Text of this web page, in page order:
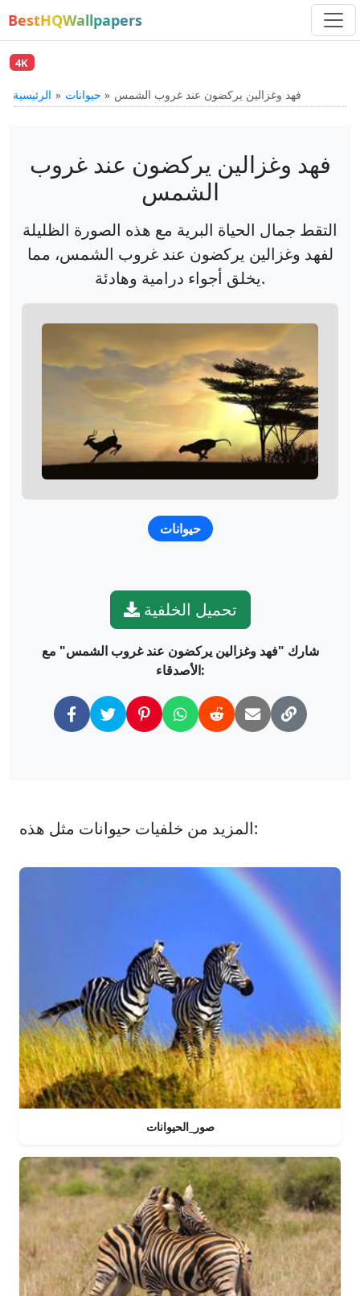
BestHQWallpapers
4K
الرئيسية حيوانات فهد وغزالين يركضون عند غروب الشمس
فهد وغزالين يركضون عند غروب
الشمس
التقط جمال الحياة البرية مع هذه الصورة الظليلة
لفهد وغزالين يركضون عند غروب الشمس، مما
يخلق أجواء درامية وهادئة.
حيوانات
تحميل الخلفية
شارك "فهد وغزالين يركضون عند غروب الشمس" مع
الأصدقاء:
المزيد من خلفيات حيوانات مثل هذه:
صور_الحيوانات